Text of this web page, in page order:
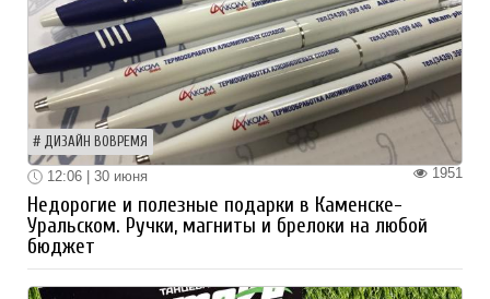
ДИЗАЙН ВОВРЕМЯ
1951
12:06 | 30 июня
Недорогие и полезные подарки в Каменске-
Уральском. Ручки, магниты и брелоки на любой
бюджет